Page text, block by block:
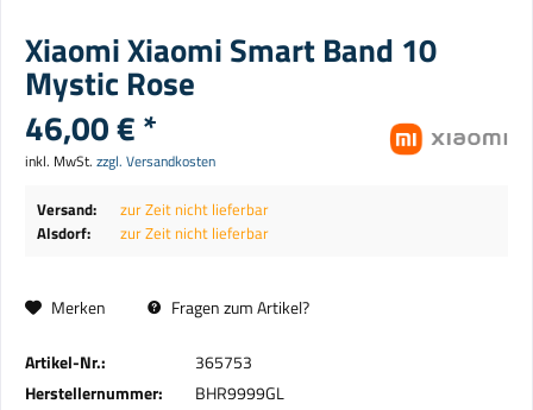
Xiaomi Xiaomi Smart Band 10
Mystic Rose
46,00 € *
inkl. MwSt. zzgl. Versandkosten
Versand:
zur Zeit nicht lieferbar
Alsdorf:
zur Zeit nicht lieferbar
Merken Fragen zum Artikel?
Artikel-Nr.:
365753
Herstellernummer:
BHR9999GL